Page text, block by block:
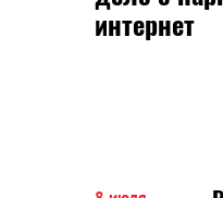
арестовали